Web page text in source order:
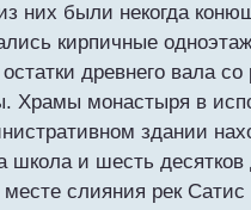
них были некогда
кирпичные
древнего вала
Храмы монастыря в
здании
школа и шесть
слияния рек